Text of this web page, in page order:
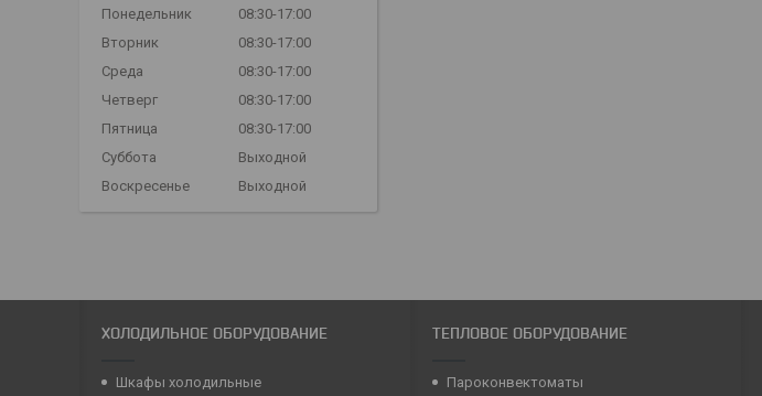
Понедельник
08:30-17:00
Вторник
08:30-17:00
Среда
08:30-17:00
Четверг
08:30-17:00
Пятница
08:30-17:00
Суббота
Выходной
Воскресенье
Выходной
ХОЛОДИЛЬНОЕ ОБОРУДОВАНИЕ
Шкафы холодильные
ТЕПЛОВОЕ ОБОРУДОВАНИЕ
Пароконвектоматы